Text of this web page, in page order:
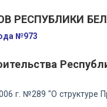
РЕСПУБЛИКИ
№973
г. №289 "О структуре